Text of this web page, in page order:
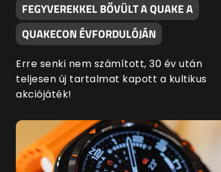
FEGYVEREKKEL BŐVÜLT A QUAKE A
QUAKECON ÉVFORDULÓJÁN
Erre senki nem számított, 30 év után
teljesen új tartalmat kapott a kultikus
akciójáték!